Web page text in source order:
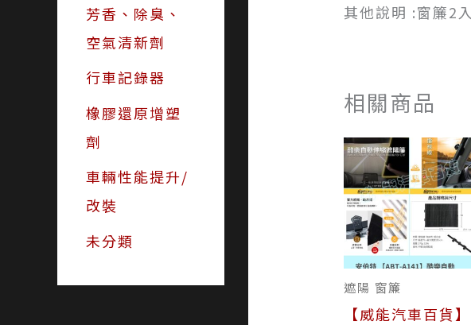
芳香、除臭、
空氣清新劑
行車記錄器
橡膠還原增塑
劑
車輛性能提升/
改裝
未分類
其他說明 :窗簾2入
相關商品
遮陽 窗簾
【威能汽車百貨】